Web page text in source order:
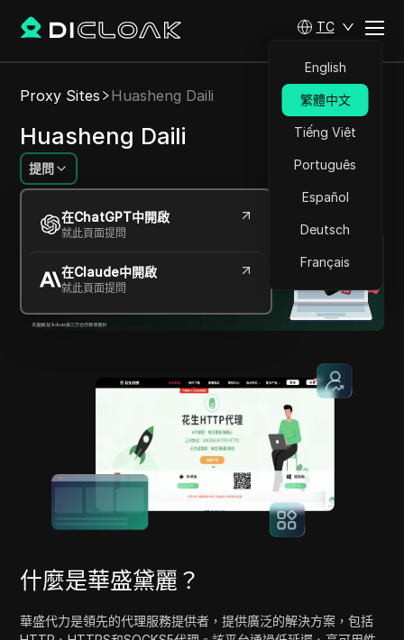
TC
English
繁體中文
Tiếng Việt
Português
Español
Deutsch
Français
Proxy Sites Huasheng Daili
Huasheng Daili
提問
在ChatGPT中開啟
就此頁面提問
在Claude中開啟
就此頁面提問
適用於各種線上任務的高品質、可靠代理
什麼是華盛黛麗？
華盛代力是領先的代理服務提供者，提供廣泛的解決方案，包括